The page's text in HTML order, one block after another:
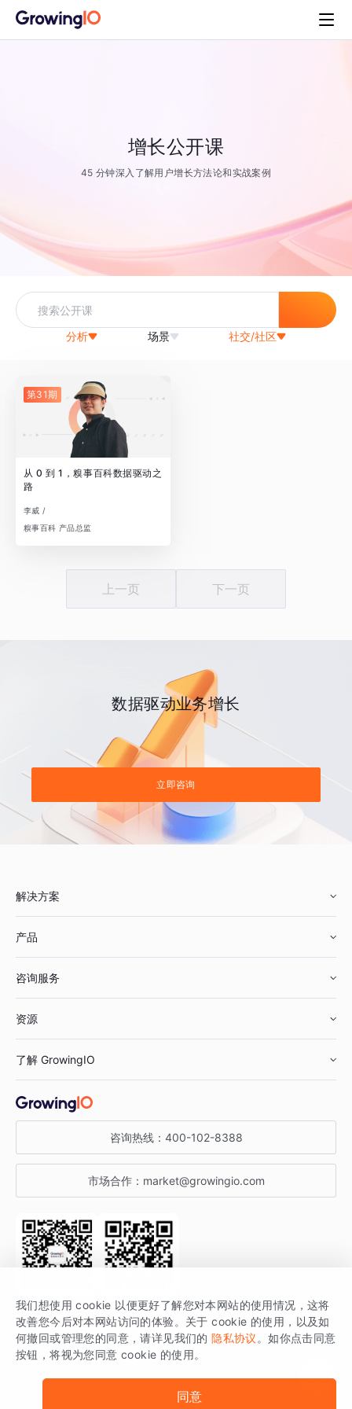
增长公开课
45 分钟深入了解用户增长方法论和实战案例
分析 场景 社交/社区
第31期
从 0 到 1，糗事百科数据驱动之
路
李威 /
糗事百科 产品总监
上一页 下一页
数据驱动业务增长
立即咨询
解决方案
鞋服行业
汽车行业
金融行业
产品
智能运营
获客分析
咨询服务
资源
增长公开课
增长博客
开发者文档
SDK 文档
场景指南
了解 GrowingIO
关于 GrowingIO
增长大会
行业活动
咨询热线： 400-102-8388
市场合作： market@growingio.com
关注公众号 获取更多干货
GrowingIO 是专注于数据智能分析与增长的品牌，核心平台为 GrowingIO
分析云。
版权所有 © 北京易数科技有限公司
我们想使用 cookie 以便更好了解您对本网站的使用情况，这将
改善您今后对本网站访问的体验。关于 cookie 的使用，以及如
何撤回或管理您的同意，请详见我们的 隐私协议 。如你点击同意
按钮，将视为您同意 cookie 的使用。
同意